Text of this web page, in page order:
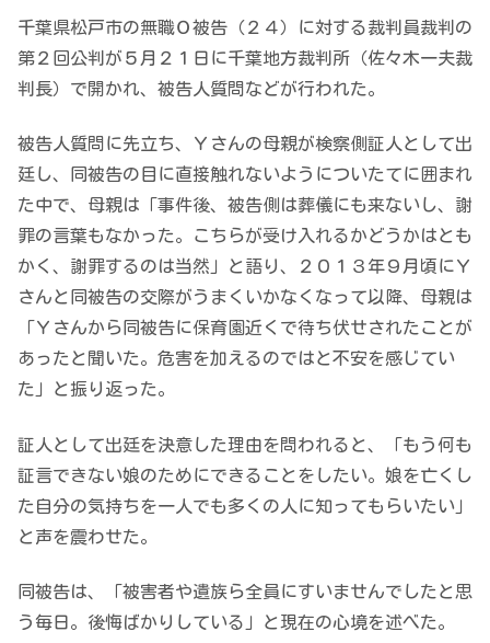
千葉県松戸市の無職Ｏ被告（２４）に対する裁判員裁判の
第２回公判が５月２１日に千葉地方裁判所（佐々木一夫裁
判長）で開かれ、被告人質問などが行われた。
被告人質問に先立ち、Ｙさんの母親が検察側証人として出
廷し、同被告の目に直接触れないようについたてに囲まれ
た中で、母親は「事件後、被告側は葬儀にも来ないし、謝
罪の言葉もなかった。こちらが受け入れるかどうかはとも
かく、謝罪するのは当然」と語り、２０１３年９月頃にＹ
さんと同被告の交際がうまくいかなくなって以降、母親は
「Ｙさんから同被告に保育園近くで待ち伏せされたことが
あったと聞いた。危害を加えるのではと不安を感じてい
た」と振り返った。
証人として出廷を決意した理由を問われると、「もう何も
証言できない娘のためにできることをしたい。娘を亡くし
た自分の気持ちを一人でも多くの人に知ってもらいたい」
と声を震わせた。
同被告は、「被害者や遺族ら全員にすいませんでしたと思
う毎日。後悔ばかりしている」と現在の心境を述べた。